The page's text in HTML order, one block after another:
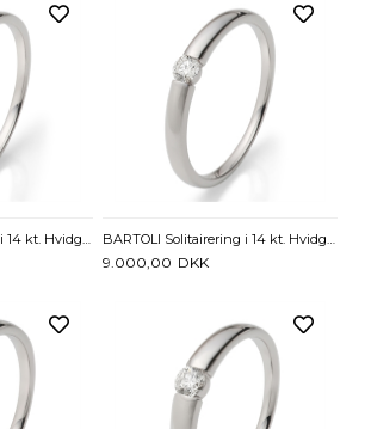
BARTOLI Solitairering i 14 kt. Hvidguld med Diamant - 0,05 ct. BARTOLI Solitairering i 14 kt. Hvidguld med Diamant - 0,10 ct.
9.000,00 DKK